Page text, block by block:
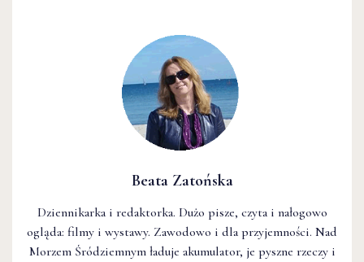
Beata Zatońska
Dziennikarka i redaktorka. Dużo pisze, czyta i nałogowo
ogląda: filmy i wystawy. Zawodowo i dla przyjemności. Nad
Morzem Śródziemnym ładuje akumulator, je pyszne rzeczy i